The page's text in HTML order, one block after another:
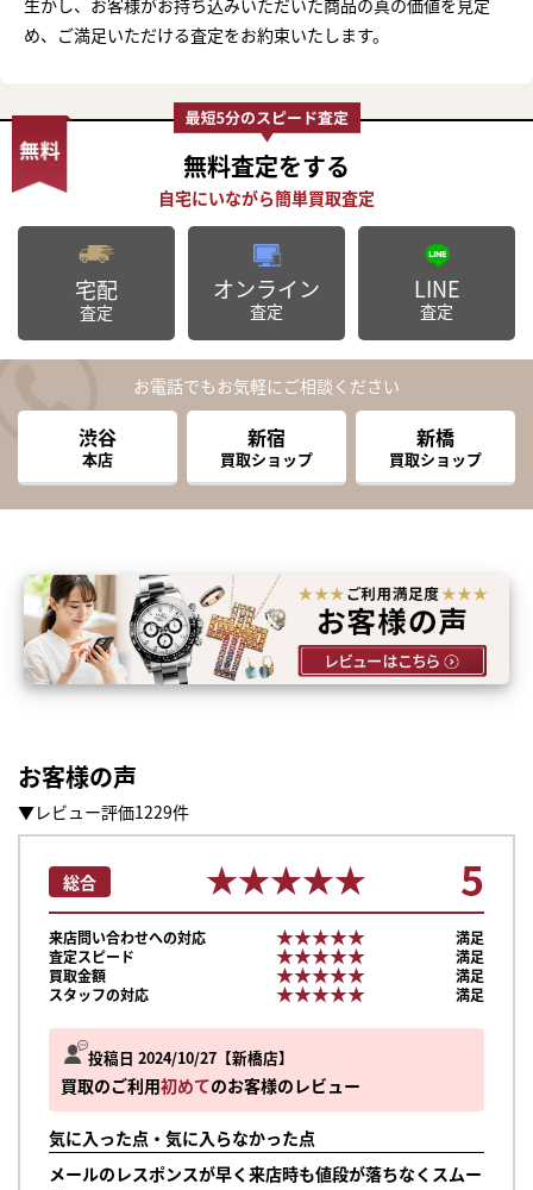
め、ご満足いただける査定をお約束いたします。
無料査定をする
宅配
査定
オンライン
査定
LINE
査定
お電話でもお気軽にご相談ください
渋谷
本店
新宿
買取ショップ
新橋
買取ショップ
お客様の声
▼レビュー評価1229件
投稿日 2024/10/27 新橋店
買取のご利用初めてのお客様のレビュー
気に入った点・気に入らなかった点
メールのレスポンスが早く来店時も値段が落ちなくスムー
総合 ★★★★★
★★★★★ 5
来店問い合わせへの対応 ★★★★★
★★★★★
満足
査定スピード
★★★★★
★★★★★
満足
買取金額
★★★★★
★★★★★
満足
スタッフの対応
★★★★★
★★★★★ 満足